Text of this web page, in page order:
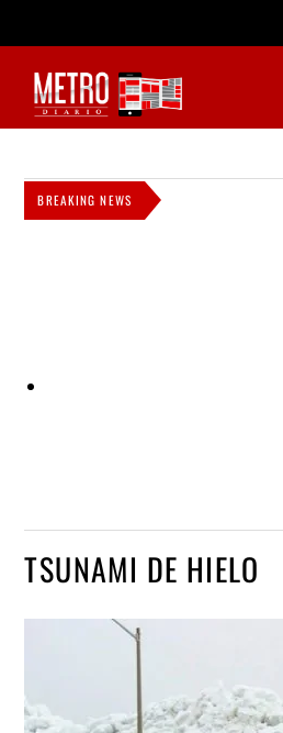
BREAKING NEWS
TSUNAMI DE HIELO